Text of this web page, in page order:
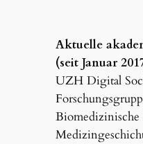
Aktuelle
(seit Januar
UZH Digital